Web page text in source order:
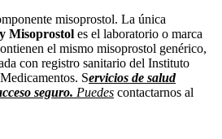
misoprostol. La única
Misoprostol es el laboratorio o marca
el mismo misoprostol genérico,
con registro sanitario del Instituto
Servicios de salud
seguro. Puedes contactarnos al